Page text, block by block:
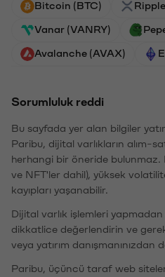
Bitcoin (BTC)
Vanar (VANRY)
Avalanche (AVAX)
Sorumluluk reddi
Bu sayfada yer alan bilgiler
Paribu, dijital varlıkların alım-
herhangi bir öneride
ve NFT'ler dahil), yüksek
kayıpları yaşanabilir.
Dijital varlık işlemleri
dikkatlice değerlendirin ve
veya yatırım danışmanınızdan
Paribu, üçüncü taraf web